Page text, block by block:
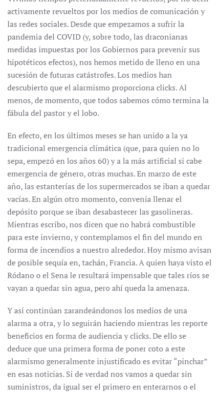
activamente revueltos por los medios de comunicación y
las redes sociales. Desde que empezamos a sufrir la
pandemia del COVID (y, sobre todo, las draconianas
medidas impuestas por los Gobiernos para prevenir sus
hipotéticos efectos), nos hemos metido de lleno en una
sucesión de futuras catástrofes. Los medios han
descubierto que el alarmismo proporciona clicks. Al
menos, de momento, que todos sabemos cómo termina la
fábula del pastor y el lobo.
En efecto, en los últimos meses se han unido a la ya
tradicional emergencia climática (que, para quien no lo
sepa, empezó en los años 60) y a la más artificial si cabe
emergencia de género, otras muchas. En marzo de este
año, las estanterías de los supermercados se iban a quedar
vacías. En algún otro momento, convenía llenar el
depósito porque se iban desabastecer las gasolineras.
Mientras escribo, nos dicen que no habrá combustible
para este invierno, y contemplamos el fin del mundo en
forma de incendios a nuestro alrededor. Hoy mismo avisan
de posible sequía en, tachán, Francia. A quien haya visto el
Ródano o el Sena le resultará impensable que tales ríos se
vayan a quedar sin agua, pero ahí queda la amenaza.
Y así continúan zarandeándonos los medios de una
alarma a otra, y lo seguirán haciendo mientras les reporte
beneficios en forma de audiencia y clicks. De ello se
deduce que una primera forma de poner coto a este
alarmismo generalmente injustificado es evitar “pinchar”
en esas noticias. Si de verdad nos vamos a quedar sin
suministros, da igual ser el primero en enterarnos o el